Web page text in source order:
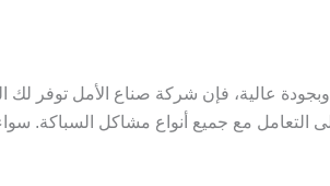
عالية، فإن شركة صناع الأمل توفر لك
التعامل مع جميع أنواع مشاكل السباكة.